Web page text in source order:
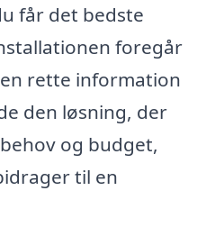
får det bedste
foregår
rette information
den løsning, der
og budget,
til en